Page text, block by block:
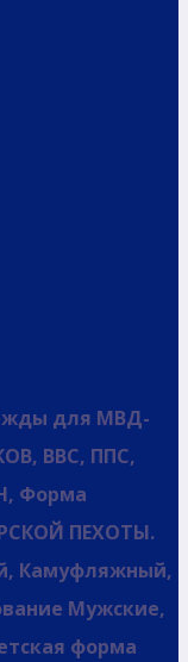
для МВД-
ВВС, ППС,
Форма
ПЕХОТЫ.
Камуфляжный,
Мужские,
форма